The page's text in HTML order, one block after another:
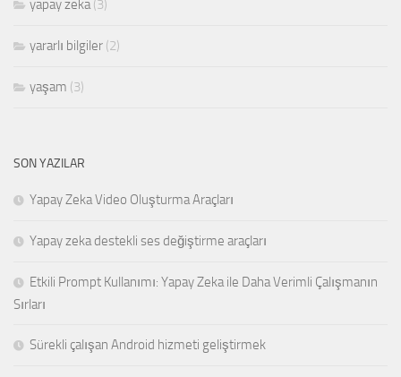
yapay zeka(3)
yararlı bilgiler (2)
yaşam (3)
SON YAZILAR
Yapay Zeka Video Oluşturma Araçları
Yapay zeka destekli ses değiştirme araçları
Etkili Prompt Kullanımı: Yapay Zeka ile Daha Verimli Çalışmanın
Sırları
Sürekli çalışan Android hizmeti geliştirmek